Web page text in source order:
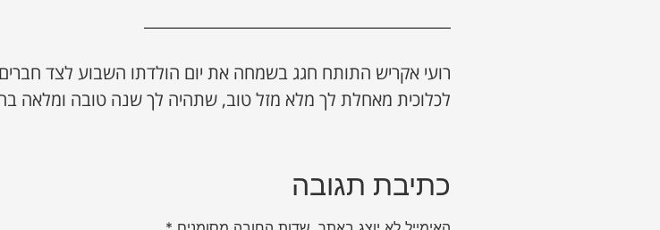
רועי אקריש התותח חגג בשמחה את יום הולדתו השבוע לצד
לכלוכית מאחלת לך מלא מזל טוב, שתהיה לך שנה טובה ומלאה
כתיבת תגובה